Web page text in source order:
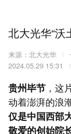
北大光华“沃
来源：北大光华
2024.05.29 15:31
贵州毕节，这
动着澎湃的浪
仅是中国西部
敬爱的创始院